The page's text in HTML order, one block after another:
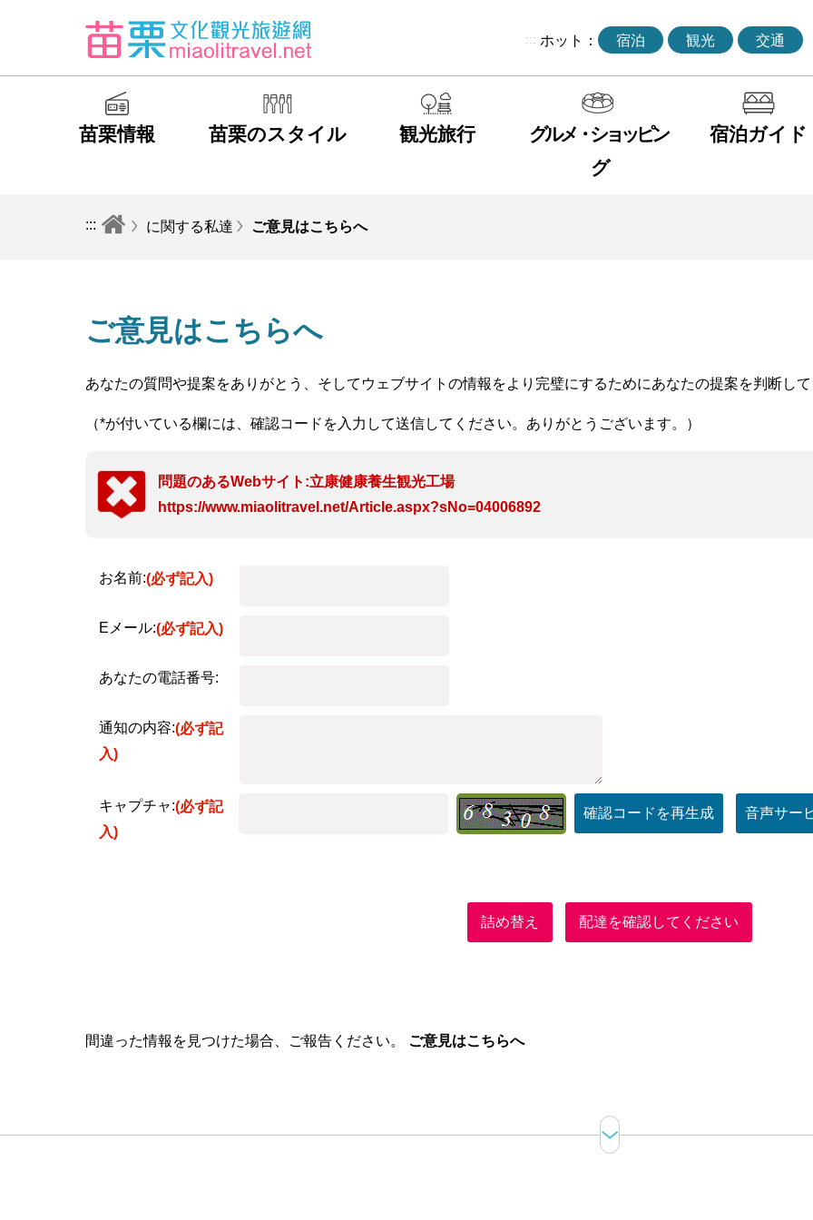
::: ホット： 宿泊 観光 交通
苗栗情報 苗栗のスタイル 観光旅行
グルメ・ショッピン
グ
宿泊ガイド
::: に関する私達 ご意見はこちらへ
ご意見はこちらへ
あなたの質問や提案をありがとう、そしてウェブサイトの情報をより完璧にするためにあなたの提案を判断し
（*が付いている欄には、確認コードを入力して送信してください。ありがとうございます。）
問題のあるWebサイト:立康健康養生観光工場
https://www.miaolitravel.net/Article.aspx?sNo=04006892
お名前:(必ず記入)
Eメール:(必ず記入)
あなたの電話番号:
通知の内容:(必ず記
入)
キャプチャ:(必ず記
入)
確認コードを再生成 音声サー
詰め替え 配達を確認してください
間違った情報を見つけた場合、ご報告ください。 ご意見はこちらへ